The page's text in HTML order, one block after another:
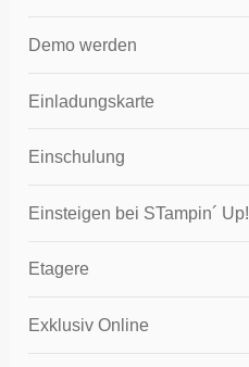
Demo werden
Einladungskarte
Einschulung
Einsteigen bei STampin´ Up!
Etagere
Exklusiv Online